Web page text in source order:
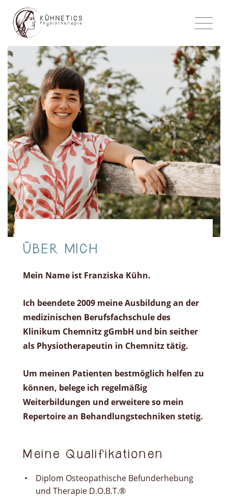
ÜBER MICH
Mein Name ist Franziska Kühn.
Ich beendete 2009 meine Ausbildung an der
medizinischen Berufsfachschule des
Klinikum Chemnitz gGmbH und bin seither
als Physiotherapeutin in Chemnitz tätig.
Um meinen Patienten bestmöglich helfen zu
können, belege ich regelmäßig
Weiterbildungen und erweitere so mein
Repertoire an Behandlungstechniken stetig.
Meine Qualifikationen
Diplom Osteopathische Befunderhebung
und Therapie D.O.B.T.®️